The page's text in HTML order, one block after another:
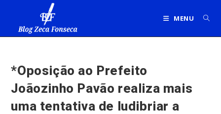
MENU
*Oposição ao Prefeito
Joãozinho Pavão realiza mais
uma tentativa de ludibriar a